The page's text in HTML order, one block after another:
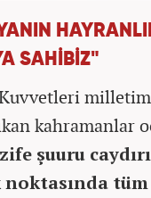
SAHİBİZ"
kahramanlar
şuuru
noktasında